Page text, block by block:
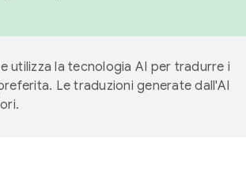
utilizza la tecnologia AI per tradurre i
Le traduzioni generate dall'AI